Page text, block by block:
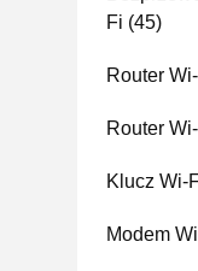
Fi (45)
Router
Router
Klucz Wi-
Modem